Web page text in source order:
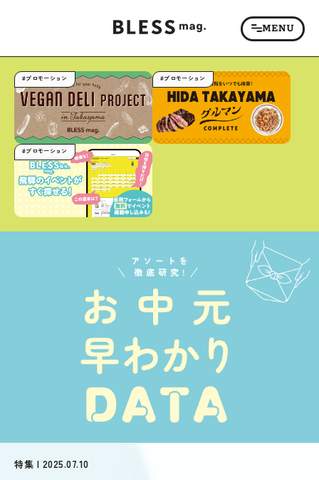
#プロモーション #プロモーション
#プロモーション
特集 | 2025.07.10